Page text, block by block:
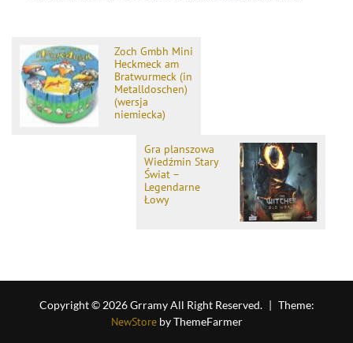
Zoch Gmbh Mini
Heckmeck am
Bratwurmeck (in
Metalldoschen)
(wersja
niemiecka)
Gra planszowa
Wiedźmin Stary
Świat –
Legendarne
Łowy
Copyright © 2026 Grramy All Right Reserved. | Theme:
NewStoreby ThemeFarmer